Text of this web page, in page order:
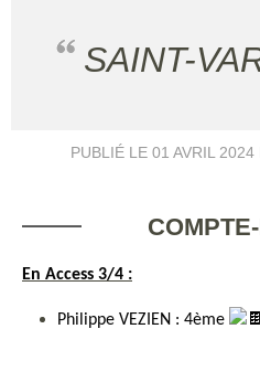
SAINT-
PUBLIÉ LE 01 AVRIL 2024
En Access 3/4 :
Philippe VEZIEN : 4ème